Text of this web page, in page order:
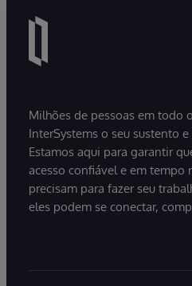
Milhões de pessoas em todo
InterSystems o seu sustento
Estamos aqui para garantir
acesso confiável e em tempo
precisam para fazer seu
eles podem se conectar,